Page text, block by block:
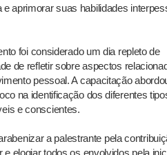
e aprimorar suas habilidades
foi considerado um dia repleto de
de refletir sobre aspectos
pessoal. A capacitação
na identificação dos diferentes
e conscientes.
a palestrante pela
elogiar todos os envolvidos pela